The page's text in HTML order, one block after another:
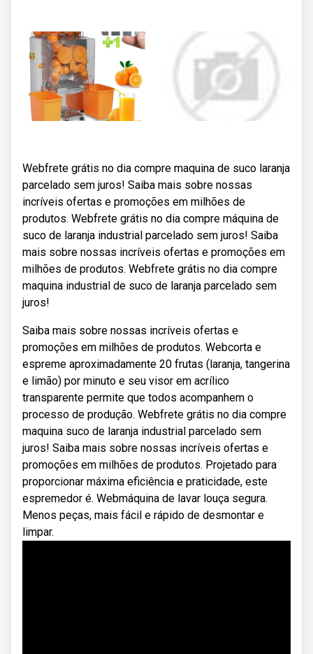
Webfrete grátis no dia compre maquina de suco laranja
parcelado sem juros! Saiba mais sobre nossas
incríveis ofertas e promoções em milhões de
produtos. Webfrete grátis no dia compre máquina de
suco de laranja industrial parcelado sem juros! Saiba
mais sobre nossas incríveis ofertas e promoções em
milhões de produtos. Webfrete grátis no dia compre
maquina industrial de suco de laranja parcelado sem
juros!
Saiba mais sobre nossas incríveis ofertas e
promoções em milhões de produtos. Webcorta e
espreme aproximadamente 20 frutas (laranja, tangerina
e limão) por minuto e seu visor em acrílico
transparente permite que todos acompanhem o
processo de produção. Webfrete grátis no dia compre
maquina suco de laranja industrial parcelado sem
juros! Saiba mais sobre nossas incríveis ofertas e
promoções em milhões de produtos. Projetado para
proporcionar máxima eficiência e praticidade, este
espremedor é. Webmáquina de lavar louça segura.
Menos peças, mais fácil e rápido de desmontar e
limpar.